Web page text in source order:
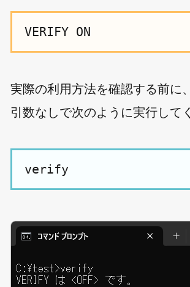
VERIFY ON
実際の利用方法を確認する前に
引数なしで次のように実行して
verify